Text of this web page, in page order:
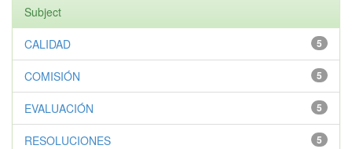
Subject
5
CALIDAD
5
COMISIÓN
5
EVALUACIÓN
5
RESOLUCIONES